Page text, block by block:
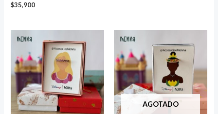
$35,900
AGOTADO